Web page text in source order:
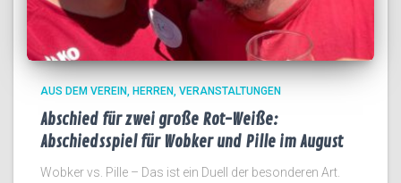
AUS DEM VEREIN HERREN VERANSTALTUNGEN
Abschied für zwei große Rot-Weiße:
Abschiedsspiel für Wobker und Pille im August
Wobker vs. Pille – Das ist ein Duell der besonderen Art.